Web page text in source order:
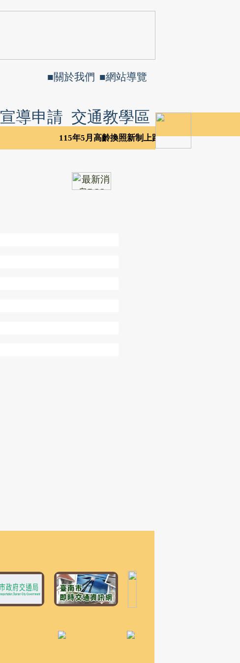
■關於我們 ■網站導覽
宣導申請 交通教學區
115年5月高齡換照新制上路，請上交通部公路局